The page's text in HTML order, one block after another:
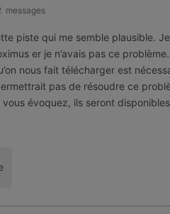
messages
piste qui me semble plausible.
er je n’avais pas ce
nous fait télécharger est
pas de résoudre ce
évoquez, ils seront